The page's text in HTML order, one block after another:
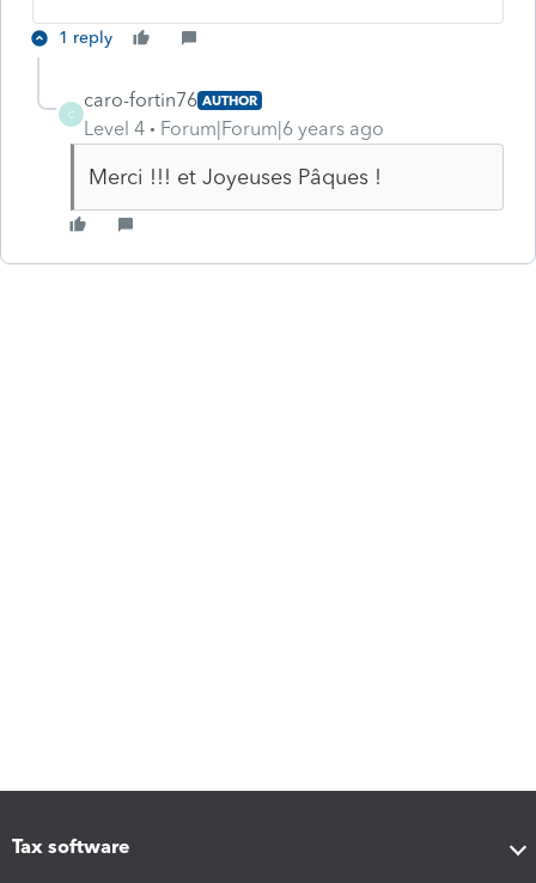
1 reply
C
caro-fortin76 AUTHOR
Level 4 Forum|Forum|6 years ago
Merci !!! et Joyeuses Pâques !
Tax software